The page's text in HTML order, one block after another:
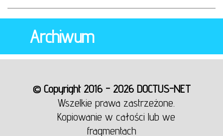
Archiwum
© Copyright 2016 - 2026 DOCTUS-NET
Wszelkie prawa zastrzeżone.
Kopiowanie w całości lub we
fragmentach